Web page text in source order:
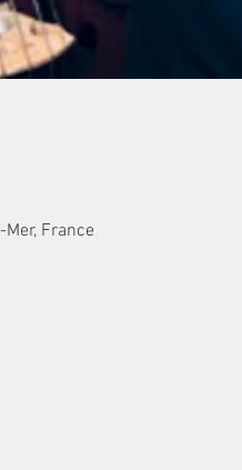
France